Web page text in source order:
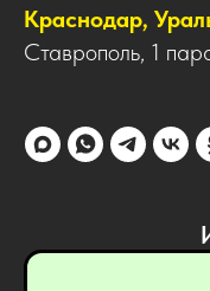
Краснодар,
Ставрополь, 1